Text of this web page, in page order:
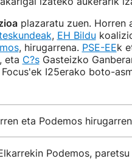
plazaratu zuen. Horren
, EH Bildu
, hirugarrena. PSE-EEk
eta C?sGasteizko
I25erako boto-
eta Podemos hirugarren
Podemos, paretsu